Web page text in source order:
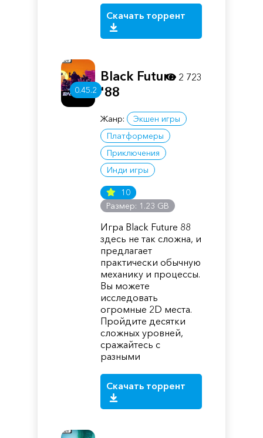
Скачать торрент
0.45.2
Black Future
'88
Жанр:
Экшен игры
Платформеры
Приключения
Инди игры
10
Размер: 1.23 GB
Игра Black Future 88
здесь не так сложна, и
предлагает
практически обычную
механику и процессы.
Вы можете
исследовать
огромные 2D места.
Пройдите десятки
сложных уровней,
сражайтесь с
разными
Скачать торрент
2 723